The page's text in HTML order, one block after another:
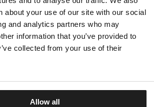
about your use of our site with our social
and analytics partners who may
information that you’ve provided to
collected from your use of their
Allow all
ceny